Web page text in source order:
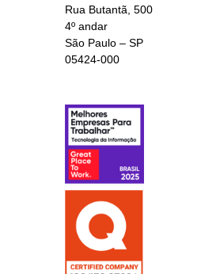
Rua Butantã, 500
4º andar
São Paulo – SP
05424-000